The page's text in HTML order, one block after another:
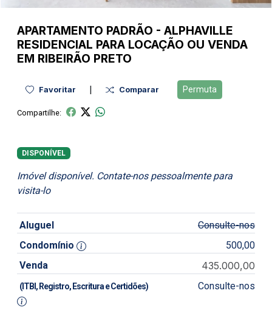
APARTAMENTO PADRÃO - ALPHAVILLE
RESIDENCIAL PARA LOCAÇÃO OU VENDA
EM RIBEIRÃO PRETO
Favoritar | Comparar Permuta
Compartilhe:
DISPONÍVEL
Imóvel disponível. Contate-nos pessoalmente para
visita-lo
Aluguel
Consulte-nos
Condomínio
500,00
Venda
435.000,00
(ITBI, Registro, Escritura e Certidões) Consulte-nos